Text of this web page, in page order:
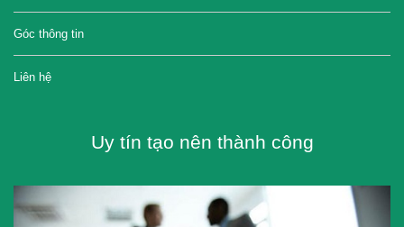
Góc thông tin
Liên hệ
Uy tín tạo nên thành công